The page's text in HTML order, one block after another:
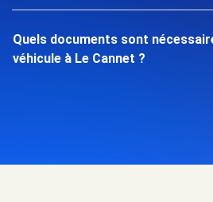
Quels documents sont
véhicule à Le Cannet ?